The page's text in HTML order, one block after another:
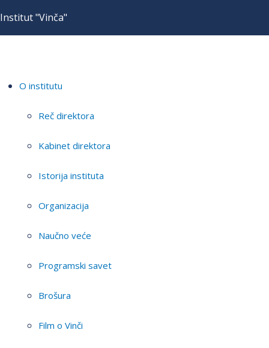
Institut "Vinča"
O institutu
Reč direktora
Kabinet direktora
Istorija instituta
Organizacija
Naučno veće
Programski savet
Brošura
Film o Vinči